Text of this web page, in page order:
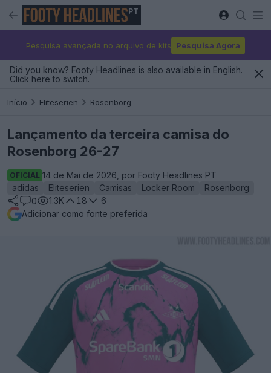
PT
Pesquisa avançada no arquivo de kits Pesquisa Agora
Did you know? Footy Headlines is also available in English.
Click here to switch.
Início Eliteserien Rosenborg
Lançamento da terceira camisa do
Rosenborg 26-27
OFICIAL 14 de Mai de 2026, por Footy Headlines PT
adidas
Eliteserien Camisas Locker Room
Rosenborg
0
1.3K 18
6
Adicionar como fonte preferida